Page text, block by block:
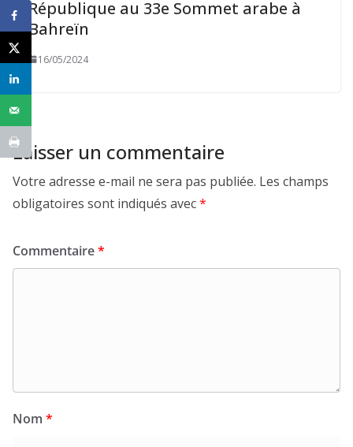
République au 33e Sommet arabe à
Bahreïn
16/05/2024
Laisser un commentaire
Votre adresse e-mail ne sera pas publiée. Les champs
obligatoires sont indiqués avec*
Commentaire*
Nom *